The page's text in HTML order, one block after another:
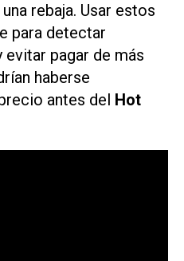
rebaja. Usar estos
para detectar
pagar de más
haberse
antes del Hot